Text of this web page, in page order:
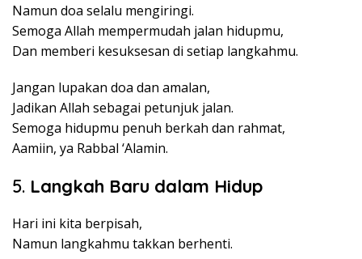
Namun doa selalu mengiringi.
Semoga Allah mempermudah jalan hidupmu,
Dan memberi kesuksesan di setiap langkahmu.
Jangan lupakan doa dan amalan,
Jadikan Allah sebagai petunjuk jalan.
Semoga hidupmu penuh berkah dan rahmat,
Aamiin, ya Rabbal ‘Alamin.
5. Langkah Baru dalam Hidup
Hari ini kita berpisah,
Namun langkahmu takkan berhenti.